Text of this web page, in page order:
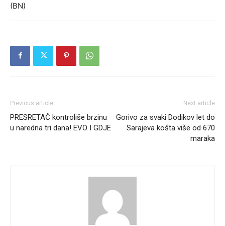
(BN)
Previous article
PRESRETAČ kontroliše brzinu
u naredna tri dana! EVO I GDJE
Next article
Gorivo za svaki Dodikov let do
Sarajeva košta više od 670
maraka